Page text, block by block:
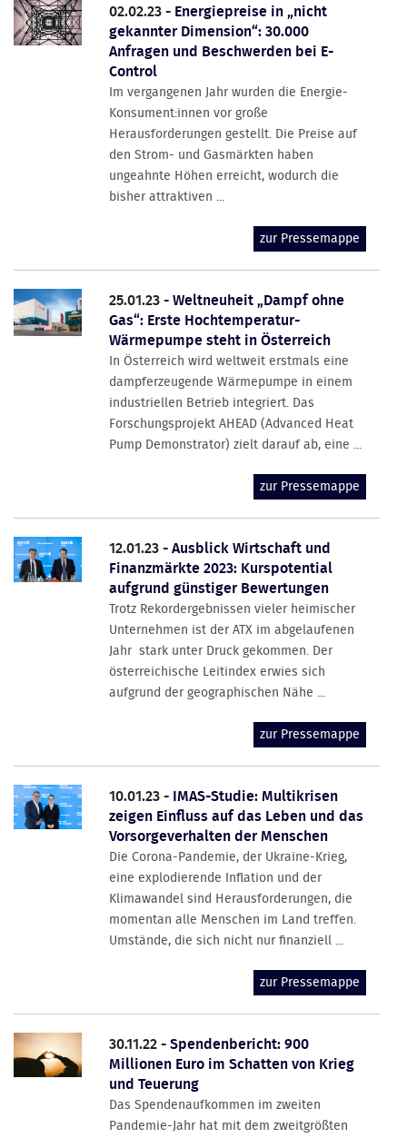
02.02.23 - Energiepreise in „nicht
gekannter Dimension“: 30.000
Anfragen und Beschwerden bei E-
Control
Im vergangenen Jahr wurden die Energie-
Konsument:innen vor große
Herausforderungen gestellt. Die Preise auf
den Strom- und Gasmärkten haben
ungeahnte Höhen erreicht, wodurch die
bisher attraktiven ...
zur Pressemappe
25.01.23 -Weltneuheit „Dampf ohne
Gas“: Erste Hochtemperatur-
Wärmepumpe steht in Österreich
In Österreich wird weltweit erstmals eine
dampferzeugende Wärmepumpe in einem
industriellen Betrieb integriert. Das
Forschungsprojekt AHEAD (Advanced Heat
Pump Demonstrator) zielt darauf ab, eine ...
zur Pressemappe
12.01.23 -Ausblick Wirtschaft und
Finanzmärkte 2023: Kurspotential
aufgrund günstiger Bewertungen
Trotz Rekordergebnissen vieler heimischer
Unternehmen ist der ATX im abgelaufenen
Jahr stark unter Druck gekommen. Der
österreichische Leitindex erwies sich
aufgrund der geographischen Nähe ...
zur Pressemappe
10.01.23 - IMAS-Studie: Multikrisen
zeigen Einfluss auf das Leben und das
Vorsorgeverhalten der Menschen
Die Corona-Pandemie, der Ukraine-Krieg,
eine explodierende Inflation und der
Klimawandel sind Herausforderungen, die
momentan alle Menschen im Land treffen.
Umstände, die sich nicht nur finanziell ...
zur Pressemappe
30.11.22 -Spendenbericht: 900
Millionen Euro im Schatten von Krieg
und Teuerung
Das Spendenaufkommen im zweiten
Pandemie-Jahr hat mit dem zweitgrößten